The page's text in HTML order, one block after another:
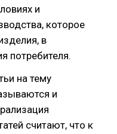
и
которое
в
потребителя.
на тему
и
считают, что к